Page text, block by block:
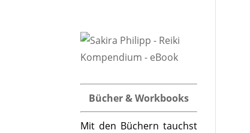
Bücher & Workbooks
Mit den Büchern tauchst